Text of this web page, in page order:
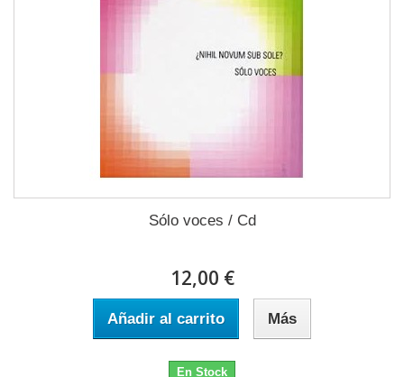
Sólo voces / Cd
12,00 €
Añadir al carrito Más
En Stock